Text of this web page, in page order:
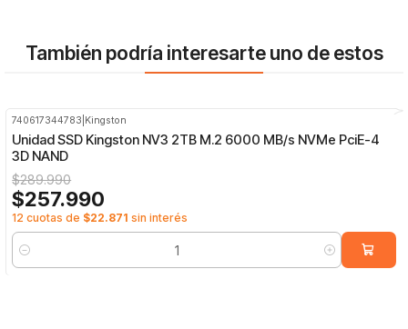
También podría interesarte uno de estos
740617344783 Kingston
Unidad SSD Kingston NV3 2TB M.2 6000 MB/s NVMe PciE-4
3D NAND
$289.990
$257.990
12 cuotas de $22.871 sin interés
Cantidad